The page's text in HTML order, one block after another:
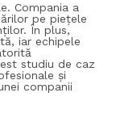
Compania a
pe piețele
În plus,
iar echipele
studiu de caz
și
companii